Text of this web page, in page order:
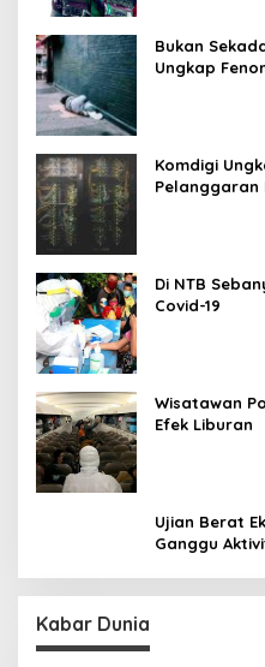
Bukan
Ungkap
Komdigi
Pelanggaran
Di NTB
Covid-19
Wisatawan
Efek Liburan
Ujian Berat
Ganggu
Kabar Dunia